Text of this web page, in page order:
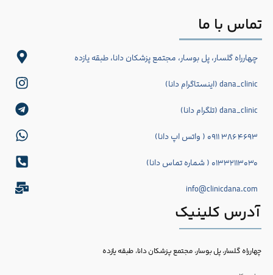
تماس با ما
چهارراه گلسار، پل بوسار، مجتمع پزشکان دانا، طبقه یازده
dana_clinic (اینستاگرام دانا)
dana_clinic (تلگرام دانا)
۴۶۹۳ ۳۸۶ ۰۹۱۱ ( واتس اپ دانا)
۰۱۳۳۲۱۱۳۰۳۰ ( شماره تماس دانا)
info@clinicdana.com
آدرس کلینیک
چهارراه گلسار، پل بوسار، مجتمع پزشکان دانا، طبقه یازده